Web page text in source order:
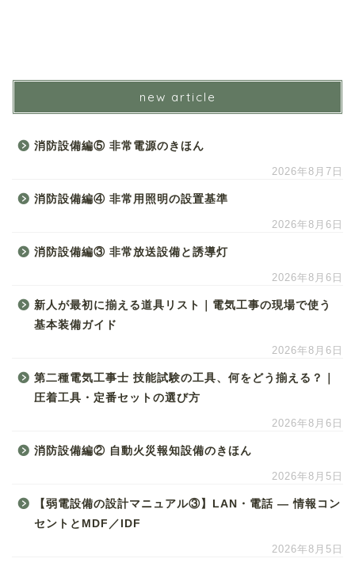
new article
消防設備編⑤ 非常電源のきほん
2026年8月7日
消防設備編④ 非常用照明の設置基準
2026年8月6日
消防設備編③ 非常放送設備と誘導灯
2026年8月6日
新人が最初に揃える道具リスト｜電気工事の現場で使う
基本装備ガイド
2026年8月6日
第二種電気工事士 技能試験の工具、何をどう揃える？｜
圧着工具・定番セットの選び方
2026年8月6日
消防設備編② 自動火災報知設備のきほん
2026年8月5日
【弱電設備の設計マニュアル③】LAN・電話 ― 情報コン
セントとMDF／IDF
2026年8月5日